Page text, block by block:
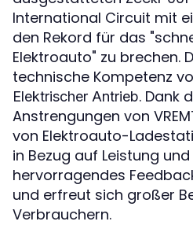
International Circuit mit
den Rekord für das
Elektroauto" zu brechen.
technische Kompetenz
Elektrischer Antrieb. Dank
Anstrengungen von
von Elektroauto-
in Bezug auf Leistung
hervorragendes
und erfreut sich großer
Verbrauchern.